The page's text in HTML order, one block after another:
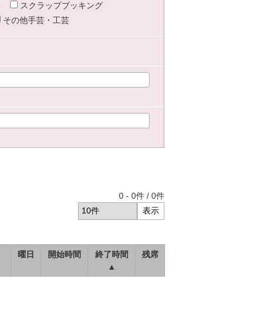
スクラップブッキング
その他手芸・工芸
0 - 0件 / 0件
曜日 開始時間
終了時間
▲
残席